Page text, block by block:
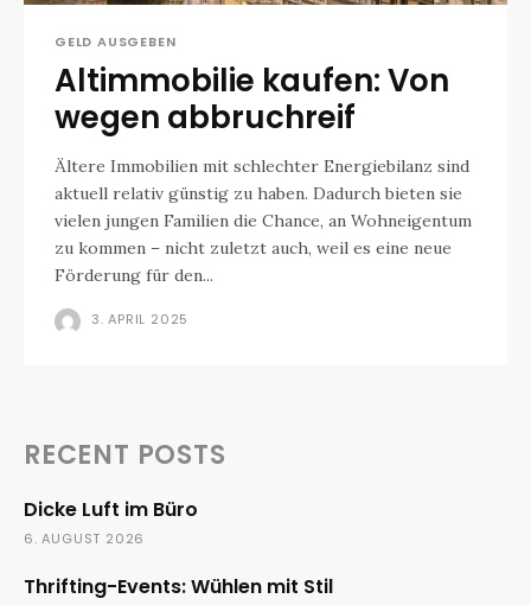
GELD AUSGEBEN
Altimmobilie kaufen: Von
wegen abbruchreif
Ältere Immobilien mit schlechter Energiebilanz sind
aktuell relativ günstig zu haben. Dadurch bieten sie
vielen jungen Familien die Chance, an Wohneigentum
zu kommen – nicht zuletzt auch, weil es eine neue
Förderung für den...
3. APRIL 2025
RECENT POSTS
Dicke Luft im Büro
6. AUGUST 2026
Thrifting-Events: Wühlen mit Stil